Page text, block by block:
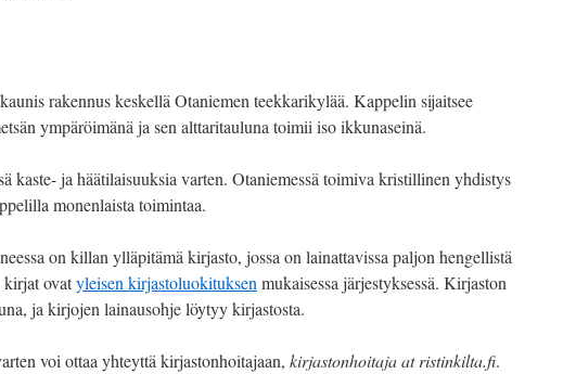
rakennus keskellä Otaniemen teekkarikylää. Kappelin sijaitsee
ympäröimänä ja sen alttaritauluna toimii iso ikkunaseinä.
kaste- ja häätilaisuuksia varten. Otaniemessä toimiva kristillinen yhdistys
monenlaista toimintaa.
on killan ylläpitämä kirjasto, jossa on lainattavissa paljon hengellistä
ovatyleisen kirjastoluokituksen mukaisessa järjestyksessä. Kirjaston
ja kirjojen lainausohje löytyy kirjastosta.
voi ottaa yhteyttä kirjastonhoitajaan, kirjastonhoitaja at ristinkilta.fi.